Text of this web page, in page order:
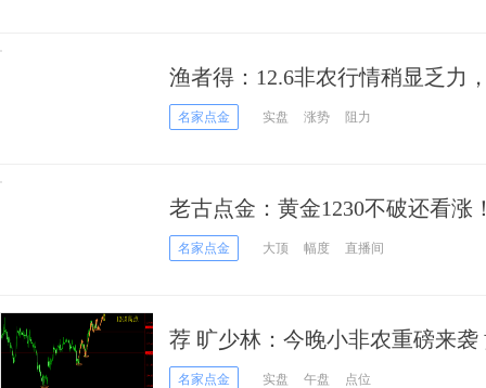
渔者得：12.6非农行情稍显乏力
名家点金 实盘 涨势 阻力
老古点金：黄金1230不破还看涨
折名家点金 大顶 幅度 直播间
荐 旷少林：今晚小非农重磅来
破名家点金 实盘 午盘 点位